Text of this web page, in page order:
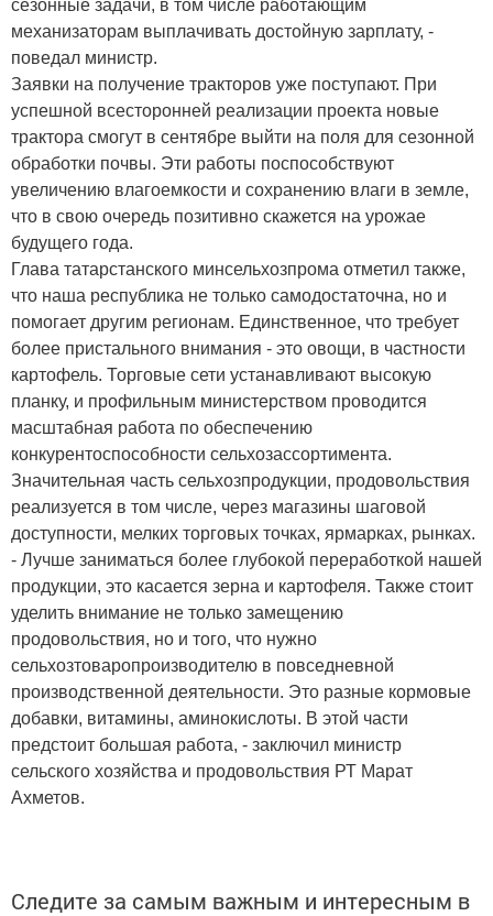
сезонные задачи, в том числе работающим
механизаторам выплачивать достойную зарплату, -
поведал министр.
Заявки на получение тракторов уже поступают. При
успешной всесторонней реализации проекта новые
трактора смогут в сентябре выйти на поля для сезонной
обработки почвы. Эти работы поспособствуют
увеличению влагоемкости и сохранению влаги в земле,
что в свою очередь позитивно скажется на урожае
будущего года.
Глава татарстанского минсельхозпрома отметил также,
что наша республика не только самодостаточна, но и
помогает другим регионам. Единственное, что требует
более пристального внимания - это овощи, в частности
картофель. Торговые сети устанавливают высокую
планку, и профильным министерством проводится
масштабная работа по обеспечению
конкурентоспособности сельхозассортимента.
Значительная часть сельхозпродукции, продовольствия
реализуется в том числе, через магазины шаговой
доступности, мелких торговых точках, ярмарках, рынках.
- Лучше заниматься более глубокой переработкой нашей
продукции, это касается зерна и картофеля. Также стоит
уделить внимание не только замещению
продовольствия, но и того, что нужно
сельхозтоваропроизводителю в повседневной
производственной деятельности. Это разные кормовые
добавки, витамины, аминокислоты. В этой части
предстоит большая работа, - заключил министр
сельского хозяйства и продовольствия РТ Марат
Ахметов.
Следите за самым важным и интересным в